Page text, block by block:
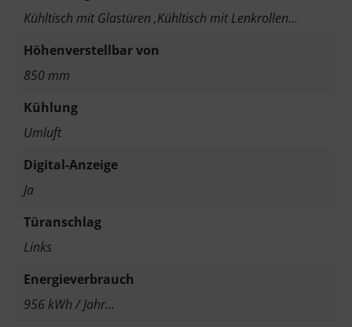
Kühltisch mit Glastüren ,Kühltisch mit Lenkrollen…
Höhenverstellbar von
850 mm
Kühlung
Umluft
Digital-Anzeige
Ja
Türanschlag
Links
Energieverbrauch
956 kWh / Jahr…